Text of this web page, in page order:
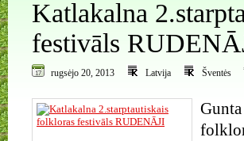
Katlakalna
festivāls
rugsėjo 20, 2013 Latvija Šventės